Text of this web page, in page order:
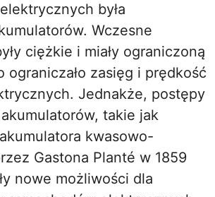
była
Wczesne
ciężkie i miały ograniczoną
ograniczało zasięg i prędkość
Jednakże, postępy
takie jak
kwasowo-
Gastona Planté w 1859
nowe możliwości dla